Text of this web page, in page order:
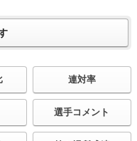
連対率
選手コメント